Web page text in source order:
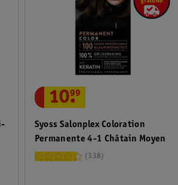
Syoss Salonplex Coloration
Permanente 4-1 Châtain Moyen
10.
99
338